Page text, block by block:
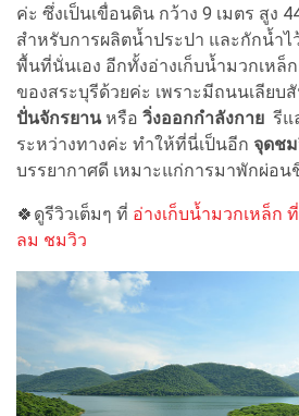
ค่ะ ซึ่งเป็นเขื่อนดิน กว้าง 9 เมตร สูง
สำหรับการผลิตน้ำประปา และกักน้ำไ
พื้นที่นั่นเอง อีกทั้งอ่างเก็บน้ำมวกเหล็
ของสระบุรีด้วยค่ะ เพราะมีถนนเลียบ
ปั่นจักรยานหรือ วิ่งออกกำลังกาย รีแ
ระหว่างทางค่ะ ทำให้ที่นี่เป็นอีก จุดช
บรรยากาศดี เหมาะแก่การมาพักผ่อน
🍀ดูรีวิวเต็มๆ ที่ อ่างเก็บน้ำมวกเหล็ก
ลม ชมวิว